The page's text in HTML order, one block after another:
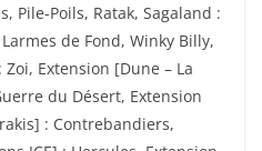
Pile-Poils, Ratak, Sagaland :
de Fond, Winky Billy,
Extension [Dune – La
du Désert, Extension
: Contrebandiers,